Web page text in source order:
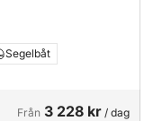
Segelbåt
Från 3 228 kr / dag